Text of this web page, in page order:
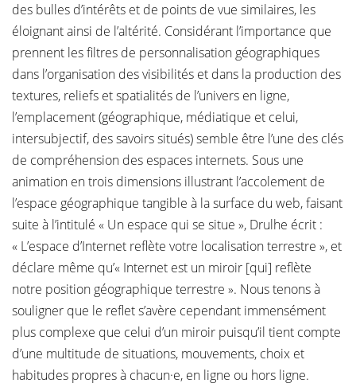
des bulles d’intérêts et de points de vue similaires, les
éloignant ainsi de l’altérité. Considérant l’importance que
prennent les filtres de personnalisation géographiques
dans l’organisation des visibilités et dans la production des
textures, reliefs et spatialités de l’univers en ligne,
l’emplacement (géographique, médiatique et celui,
intersubjectif, des savoirs situés) semble être l’une des clés
de compréhension des espaces internets. Sous une
animation en trois dimensions illustrant l’accolement de
l’espace géographique tangible à la surface du web, faisant
suite à l’intitulé « Un espace qui se situe », Drulhe écrit :
« L’espace d’Internet reflète votre localisation terrestre », et
déclare même qu’« Internet est un miroir [qui] reflète
notre position géographique terrestre ». Nous tenons à
souligner que le reflet s’avère cependant immensément
plus complexe que celui d’un miroir puisqu’il tient compte
d’une multitude de situations, mouvements, choix et
habitudes propres à chacun·e, en ligne ou hors ligne.